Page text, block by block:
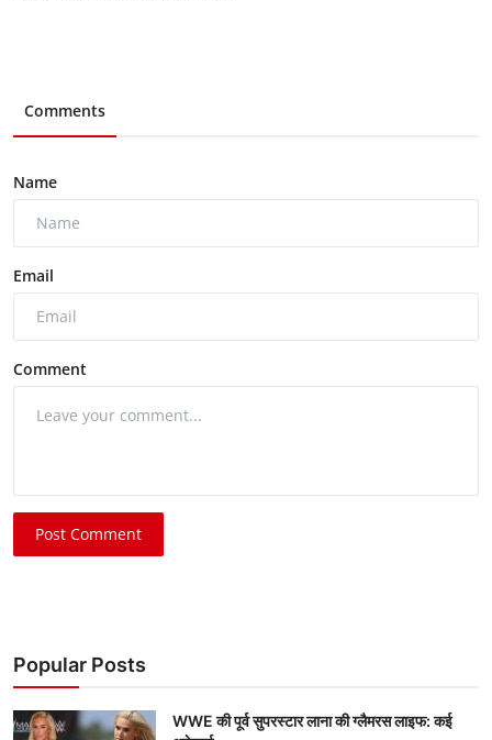
Comments
Name
Email
Comment
Post Comment
Popular Posts
WWE की पूर्व सुपरस्टार लाना की ग्लैमरस लाइफ: कई